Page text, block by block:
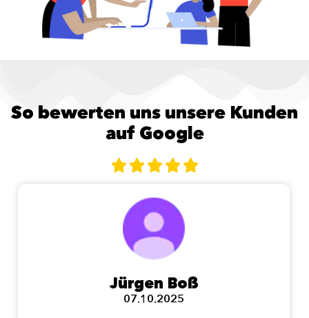
So bewerten uns unsere Kunden
auf Google
    
Jürgen Boß
07.10.2025